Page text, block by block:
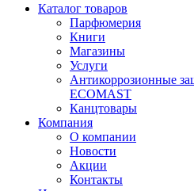
Каталог товаров
Парфюмерия
Книги
Магазины
Услуги
Антикоррозионные
ECOMAST
Канцтовары
Компания
О компании
Новости
Акции
Контакты